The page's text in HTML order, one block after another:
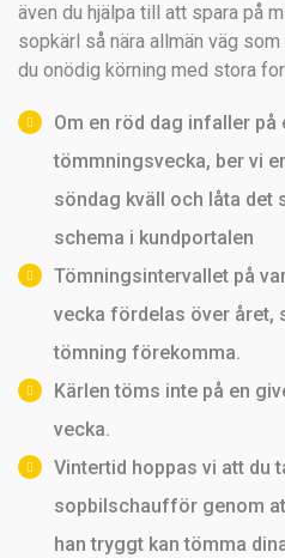
även du hjälpa till att spara på
sopkärl så nära allmän väg
du onödig körning med stora
Om en röd dag infaller på
tömmningsvecka, ber vi
söndag kväll och låta det
schema i kundportalen
Tömningsintervallet på
vecka fördelas över året,
tömning förekomma.
Kärlen töms inte på en
vecka.
Vintertid hoppas vi att du
sopbilschaufför genom
han tryggt kan tömma